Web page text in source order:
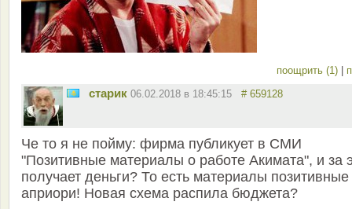
поощрить (1)
старик 06.02.2018 в 18:45:15 # 659128
Че то я не пойму: фирма публикует в СМИ
"Позитивные материалы о работе Акимата", и за
получает деньги? То есть материалы позитивные
априори! Новая схема распила бюджета?